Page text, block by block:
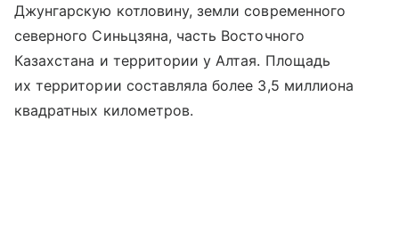
Джунгарскую котловину, земли современного
северного Синьцзяна, часть Восточного
Казахстана и территории у Алтая. Площадь
их территории составляла более 3,5 миллиона
квадратных километров.